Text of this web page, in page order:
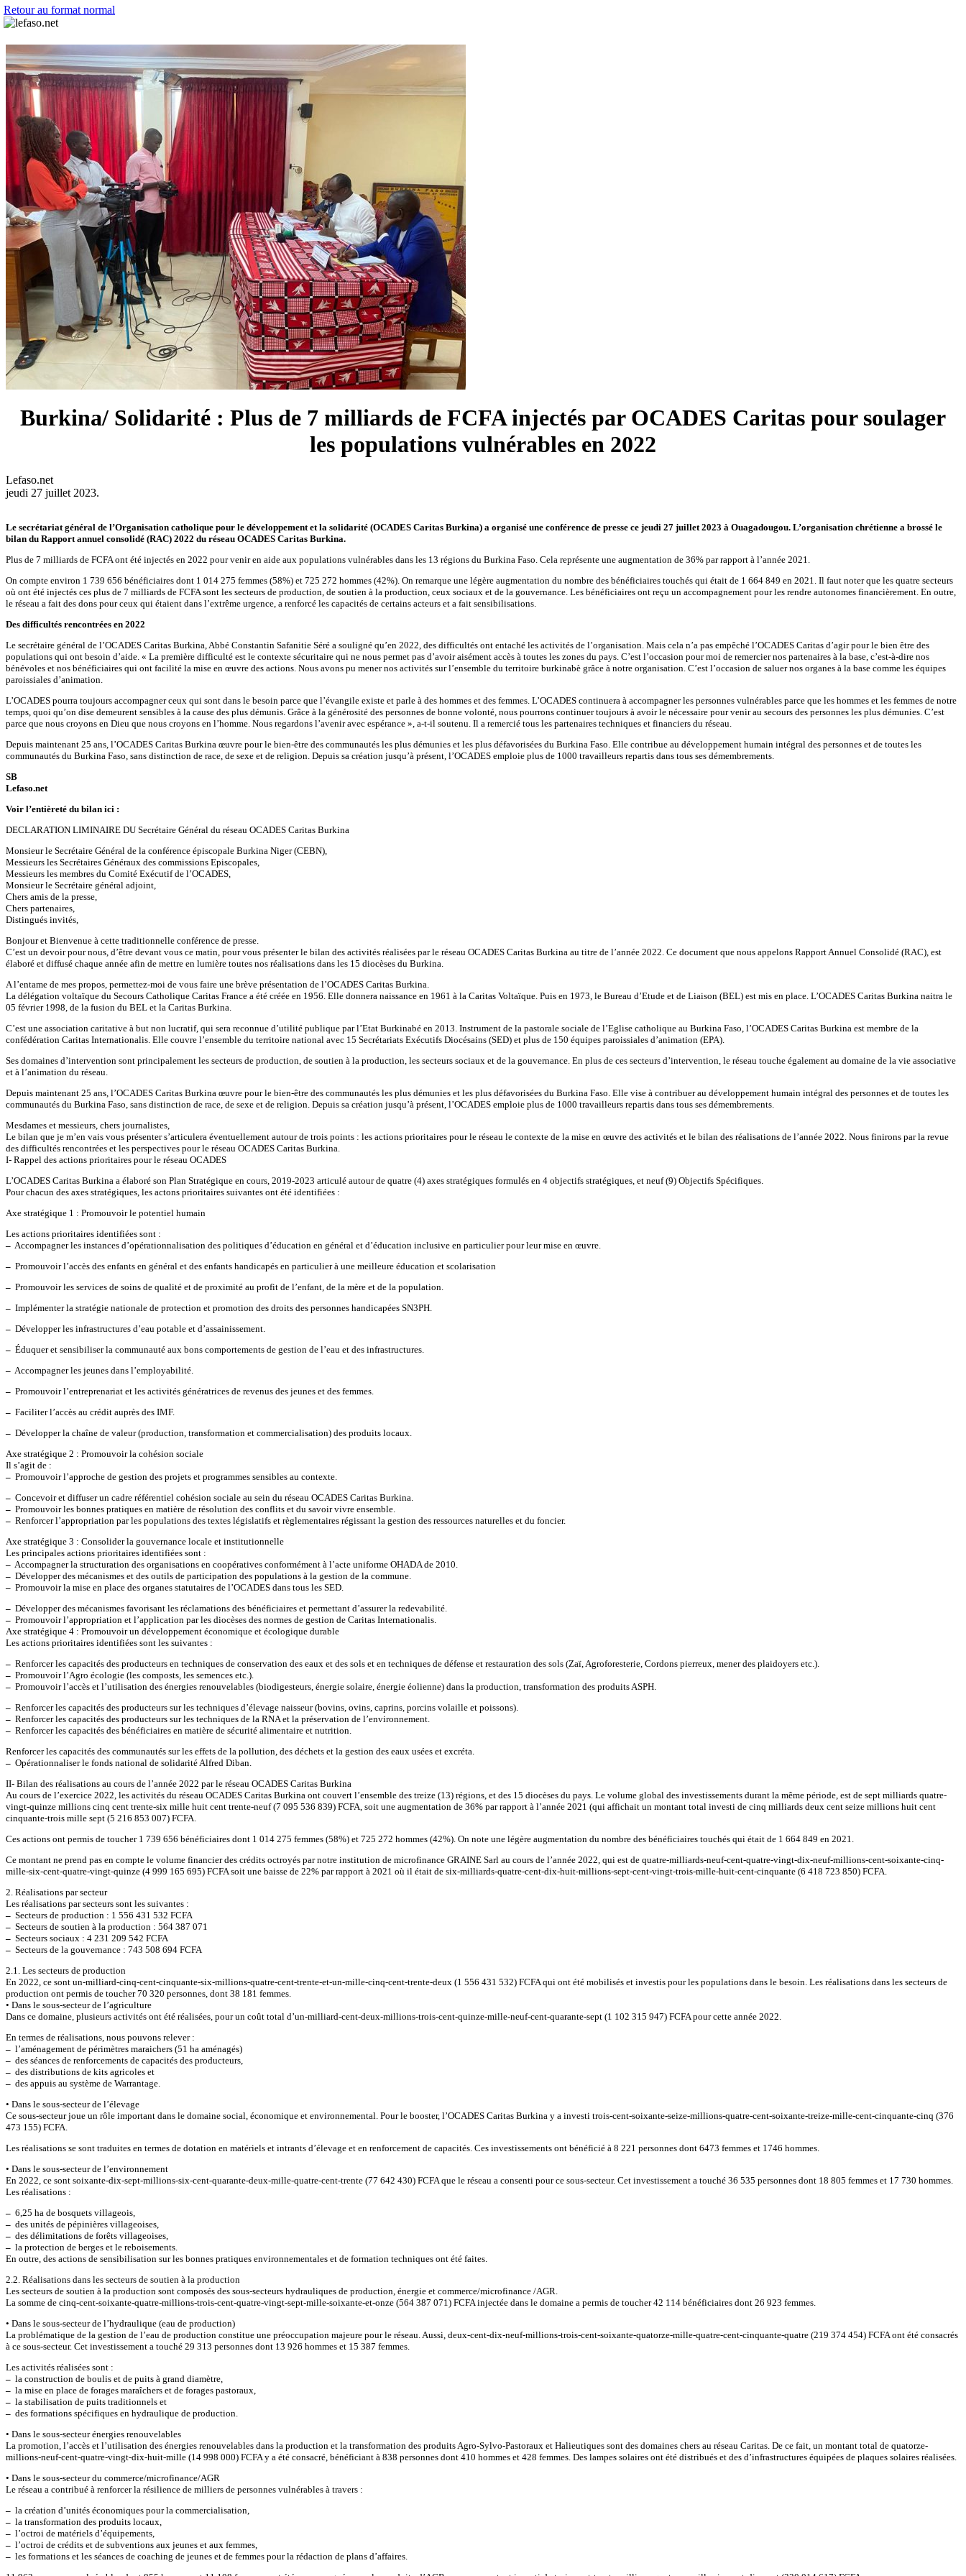
Retour au format normal
Burkina/ Solidarité : Plus de 7 milliards de FCFA injectés par OCADES Caritas pour soulager
les populations vulnérables en 2022
Lefaso.net
jeudi 27 juillet 2023.
Le secrétariat général de l’Organisation catholique pour le développement et la solidarité (OCADES Caritas Burkina) a organisé une conférence de presse ce jeudi 27 juillet 2023 à Ouagadougou. L’organisation chrétienne a brossé le
bilan du Rapport annuel consolidé (RAC) 2022 du réseau OCADES Caritas Burkina.
Plus de 7 milliards de FCFA ont été injectés en 2022 pour venir en aide aux populations vulnérables dans les 13 régions du Burkina Faso. Cela représente une augmentation de 36% par rapport à l’année 2021.
On compte environ 1 739 656 bénéficiaires dont 1 014 275 femmes (58%) et 725 272 hommes (42%). On remarque une légère augmentation du nombre des bénéficiaires touchés qui était de 1 664 849 en 2021. Il faut noter que les quatre secteurs
où ont été injectés ces plus de 7 milliards de FCFA sont les secteurs de production, de soutien à la production, ceux sociaux et de la gouvernance. Les bénéficiaires ont reçu un accompagnement pour les rendre autonomes financièrement. En outre,
le réseau a fait des dons pour ceux qui étaient dans l’extrême urgence, a renforcé les capacités de certains acteurs et a fait sensibilisations.
Des difficultés rencontrées en 2022
Le secrétaire général de l’OCADES Caritas Burkina, Abbé Constantin Safanitie Séré a souligné qu’en 2022, des difficultés ont entaché les activités de l’organisation. Mais cela n’a pas empêché l’OCADES Caritas d’agir pour le bien être des
populations qui ont besoin d’aide. « La première difficulté est le contexte sécuritaire qui ne nous permet pas d’avoir aisément accès à toutes les zones du pays. C’est l’occasion pour moi de remercier nos partenaires à la base, c’est-à-dire nos
bénévoles et nos bénéficiaires qui ont facilité la mise en œuvre des actions. Nous avons pu mener nos activités sur l’ensemble du territoire burkinabè grâce à notre organisation. C’est l’occasion de saluer nos organes à la base comme les équipes
paroissiales d’animation.
L’OCADES pourra toujours accompagner ceux qui sont dans le besoin parce que l’évangile existe et parle à des hommes et des femmes. L’OCADES continuera à accompagner les personnes vulnérables parce que les hommes et les femmes de notre
temps, quoi qu’on dise demeurent sensibles à la cause des plus démunis. Grâce à la générosité des personnes de bonne volonté, nous pourrons continuer toujours à avoir le nécessaire pour venir au secours des personnes les plus démunies. C’est
parce que nous croyons en Dieu que nous croyons en l’homme. Nous regardons l’avenir avec espérance », a-t-il soutenu. Il a remercié tous les partenaires techniques et financiers du réseau.
Depuis maintenant 25 ans, l’OCADES Caritas Burkina œuvre pour le bien-être des communautés les plus démunies et les plus défavorisées du Burkina Faso. Elle contribue au développement humain intégral des personnes et de toutes les
communautés du Burkina Faso, sans distinction de race, de sexe et de religion. Depuis sa création jusqu’à présent, l’OCADES emploie plus de 1000 travailleurs repartis dans tous ses démembrements.
SB
Lefaso.net
Voir l’entièreté du bilan ici :
DECLARATION LIMINAIRE DU Secrétaire Général du réseau OCADES Caritas Burkina
Monsieur le Secrétaire Général de la conférence épiscopale Burkina Niger (CEBN),
Messieurs les Secrétaires Généraux des commissions Episcopales,
Messieurs les membres du Comité Exécutif de l’OCADES,
Monsieur le Secrétaire général adjoint,
Chers amis de la presse,
Chers partenaires,
Distingués invités,
Bonjour et Bienvenue à cette traditionnelle conférence de presse.
C’est un devoir pour nous, d’être devant vous ce matin, pour vous présenter le bilan des activités réalisées par le réseau OCADES Caritas Burkina au titre de l’année 2022. Ce document que nous appelons Rapport Annuel Consolidé (RAC), est
élaboré et diffusé chaque année afin de mettre en lumière toutes nos réalisations dans les 15 diocèses du Burkina.
A l’entame de mes propos, permettez-moi de vous faire une brève présentation de l’OCADES Caritas Burkina.
La délégation voltaïque du Secours Catholique Caritas France a été créée en 1956. Elle donnera naissance en 1961 à la Caritas Voltaïque. Puis en 1973, le Bureau d’Etude et de Liaison (BEL) est mis en place. L’OCADES Caritas Burkina naitra le
05 février 1998, de la fusion du BEL et la Caritas Burkina.
C’est une association caritative à but non lucratif, qui sera reconnue d’utilité publique par l’Etat Burkinabé en 2013. Instrument de la pastorale sociale de l’Eglise catholique au Burkina Faso, l’OCADES Caritas Burkina est membre de la
confédération Caritas Internationalis. Elle couvre l’ensemble du territoire national avec 15 Secrétariats Exécutifs Diocésains (SED) et plus de 150 équipes paroissiales d’animation (EPA).
Ses domaines d’intervention sont principalement les secteurs de production, de soutien à la production, les secteurs sociaux et de la gouvernance. En plus de ces secteurs d’intervention, le réseau touche également au domaine de la vie associative
et à l’animation du réseau.
Depuis maintenant 25 ans, l’OCADES Caritas Burkina œuvre pour le bien-être des communautés les plus démunies et les plus défavorisées du Burkina Faso. Elle vise à contribuer au développement humain intégral des personnes et de toutes les
communautés du Burkina Faso, sans distinction de race, de sexe et de religion. Depuis sa création jusqu’à présent, l’OCADES emploie plus de 1000 travailleurs repartis dans tous ses démembrements.
Mesdames et messieurs, chers journalistes,
Le bilan que je m’en vais vous présenter s’articulera éventuellement autour de trois points : les actions prioritaires pour le réseau le contexte de la mise en œuvre des activités et le bilan des réalisations de l’année 2022. Nous finirons par la revue
des difficultés rencontrées et les perspectives pour le réseau OCADES Caritas Burkina.
I- Rappel des actions prioritaires pour le réseau OCADES
L’OCADES Caritas Burkina a élaboré son Plan Stratégique en cours, 2019-2023 articulé autour de quatre (4) axes stratégiques formulés en 4 objectifs stratégiques, et neuf (9) Objectifs Spécifiques.
Pour chacun des axes stratégiques, les actons prioritaires suivantes ont été identifiées :
Axe stratégique 1 : Promouvoir le potentiel humain
Les actions prioritaires identifiées sont :
– Accompagner les instances d’opérationnalisation des politiques d’éducation en général et d’éducation inclusive en particulier pour leur mise en œuvre.
– Promouvoir l’accès des enfants en général et des enfants handicapés en particulier à une meilleure éducation et scolarisation
– Promouvoir les services de soins de qualité et de proximité au profit de l’enfant, de la mère et de la population.
– Implémenter la stratégie nationale de protection et promotion des droits des personnes handicapées SN3PH.
– Développer les infrastructures d’eau potable et d’assainissement.
– Éduquer et sensibiliser la communauté aux bons comportements de gestion de l’eau et des infrastructures.
– Accompagner les jeunes dans l’employabilité.
– Promouvoir l’entreprenariat et les activités génératrices de revenus des jeunes et des femmes.
– Faciliter l’accès au crédit auprès des IMF.
– Développer la chaîne de valeur (production, transformation et commercialisation) des produits locaux.
Axe stratégique 2 : Promouvoir la cohésion sociale
Il s’agit de :
– Promouvoir l’approche de gestion des projets et programmes sensibles au contexte.
– Concevoir et diffuser un cadre référentiel cohésion sociale au sein du réseau OCADES Caritas Burkina.
– Promouvoir les bonnes pratiques en matière de résolution des conflits et du savoir vivre ensemble.
– Renforcer l’appropriation par les populations des textes législatifs et règlementaires régissant la gestion des ressources naturelles et du foncier.
Axe stratégique 3 : Consolider la gouvernance locale et institutionnelle
Les principales actions prioritaires identifiées sont :
– Accompagner la structuration des organisations en coopératives conformément à l’acte uniforme OHADA de 2010.
– Développer des mécanismes et des outils de participation des populations à la gestion de la commune.
– Promouvoir la mise en place des organes statutaires de l’OCADES dans tous les SED.
– Développer des mécanismes favorisant les réclamations des bénéficiaires et permettant d’assurer la redevabilité.
– Promouvoir l’appropriation et l’application par les diocèses des normes de gestion de Caritas Internationalis.
Axe stratégique 4 : Promouvoir un développement économique et écologique durable
Les actions prioritaires identifiées sont les suivantes :
– Renforcer les capacités des producteurs en techniques de conservation des eaux et des sols et en techniques de défense et restauration des sols (Zaï, Agroforesterie, Cordons pierreux, mener des plaidoyers etc.).
– Promouvoir l’Agro écologie (les composts, les semences etc.).
– Promouvoir l’accès et l’utilisation des énergies renouvelables (biodigesteurs, énergie solaire, énergie éolienne) dans la production, transformation des produits ASPH.
– Renforcer les capacités des producteurs sur les techniques d’élevage naisseur (bovins, ovins, caprins, porcins volaille et poissons).
– Renforcer les capacités des producteurs sur les techniques de la RNA et la préservation de l’environnement.
– Renforcer les capacités des bénéficiaires en matière de sécurité alimentaire et nutrition.
Renforcer les capacités des communautés sur les effets de la pollution, des déchets et la gestion des eaux usées et excréta.
– Opérationnaliser le fonds national de solidarité Alfred Diban.
II- Bilan des réalisations au cours de l’année 2022 par le réseau OCADES Caritas Burkina
Au cours de l’exercice 2022, les activités du réseau OCADES Caritas Burkina ont couvert l’ensemble des treize (13) régions, et des 15 diocèses du pays. Le volume global des investissements durant la même période, est de sept milliards quatre-
vingt-quinze millions cinq cent trente-six mille huit cent trente-neuf (7 095 536 839) FCFA, soit une augmentation de 36% par rapport à l’année 2021 (qui affichait un montant total investi de cinq milliards deux cent seize millions huit cent
cinquante-trois mille sept (5 216 853 007) FCFA.
Ces actions ont permis de toucher 1 739 656 bénéficiaires dont 1 014 275 femmes (58%) et 725 272 hommes (42%). On note une légère augmentation du nombre des bénéficiaires touchés qui était de 1 664 849 en 2021.
Ce montant ne prend pas en compte le volume financier des crédits octroyés par notre institution de microfinance GRAINE Sarl au cours de l’année 2022, qui est de quatre-milliards-neuf-cent-quatre-vingt-dix-neuf-millions-cent-soixante-cinq-
mille-six-cent-quatre-vingt-quinze (4 999 165 695) FCFA soit une baisse de 22% par rapport à 2021 où il était de six-milliards-quatre-cent-dix-huit-millions-sept-cent-vingt-trois-mille-huit-cent-cinquante (6 418 723 850) FCFA.
2. Réalisations par secteur
Les réalisations par secteurs sont les suivantes :
– Secteurs de production : 1 556 431 532 FCFA
– Secteurs de soutien à la production : 564 387 071
– Secteurs sociaux : 4 231 209 542 FCFA
– Secteurs de la gouvernance : 743 508 694 FCFA
2.1. Les secteurs de production
En 2022, ce sont un-milliard-cinq-cent-cinquante-six-millions-quatre-cent-trente-et-un-mille-cinq-cent-trente-deux (1 556 431 532) FCFA qui ont été mobilisés et investis pour les populations dans le besoin. Les réalisations dans les secteurs de
production ont permis de toucher 70 320 personnes, dont 38 181 femmes.
• Dans le sous-secteur de l’agriculture
Dans ce domaine, plusieurs activités ont été réalisées, pour un coût total d’un-milliard-cent-deux-millions-trois-cent-quinze-mille-neuf-cent-quarante-sept (1 102 315 947) FCFA pour cette année 2022.
En termes de réalisations, nous pouvons relever :
– l’aménagement de périmètres maraichers (51 ha aménagés)
– des séances de renforcements de capacités des producteurs,
– des distributions de kits agricoles et
– des appuis au système de Warrantage.
• Dans le sous-secteur de l’élevage
Ce sous-secteur joue un rôle important dans le domaine social, économique et environnemental. Pour le booster, l’OCADES Caritas Burkina y a investi trois-cent-soixante-seize-millions-quatre-cent-soixante-treize-mille-cent-cinquante-cinq (376
473 155) FCFA.
Les réalisations se sont traduites en termes de dotation en matériels et intrants d’élevage et en renforcement de capacités. Ces investissements ont bénéficié à 8 221 personnes dont 6473 femmes et 1746 hommes.
• Dans le sous-secteur de l’environnement
En 2022, ce sont soixante-dix-sept-millions-six-cent-quarante-deux-mille-quatre-cent-trente (77 642 430) FCFA que le réseau a consenti pour ce sous-secteur. Cet investissement a touché 36 535 personnes dont 18 805 femmes et 17 730 hommes.
Les réalisations :
– 6,25 ha de bosquets villageois,
– des unités de pépinières villageoises,
– des délimitations de forêts villageoises,
– la protection de berges et le reboisements.
En outre, des actions de sensibilisation sur les bonnes pratiques environnementales et de formation techniques ont été faites.
2.2. Réalisations dans les secteurs de soutien à la production
Les secteurs de soutien à la production sont composés des sous-secteurs hydrauliques de production, énergie et commerce/microfinance /AGR.
La somme de cinq-cent-soixante-quatre-millions-trois-cent-quatre-vingt-sept-mille-soixante-et-onze (564 387 071) FCFA injectée dans le domaine a permis de toucher 42 114 bénéficiaires dont 26 923 femmes.
• Dans le sous-secteur de l’hydraulique (eau de production)
La problématique de la gestion de l’eau de production constitue une préoccupation majeure pour le réseau. Aussi, deux-cent-dix-neuf-millions-trois-cent-soixante-quatorze-mille-quatre-cent-cinquante-quatre (219 374 454) FCFA ont été consacrés
à ce sous-secteur. Cet investissement a touché 29 313 personnes dont 13 926 hommes et 15 387 femmes.
Les activités réalisées sont :
– la construction de boulis et de puits à grand diamètre,
– la mise en place de forages maraîchers et de forages pastoraux,
– la stabilisation de puits traditionnels et
– des formations spécifiques en hydraulique de production.
• Dans le sous-secteur énergies renouvelables
La promotion, l’accès et l’utilisation des énergies renouvelables dans la production et la transformation des produits Agro-Sylvo-Pastoraux et Halieutiques sont des domaines chers au réseau Caritas. De ce fait, un montant total de quatorze-
millions-neuf-cent-quatre-vingt-dix-huit-mille (14 998 000) FCFA y a été consacré, bénéficiant à 838 personnes dont 410 hommes et 428 femmes. Des lampes solaires ont été distribués et des d’infrastructures équipées de plaques solaires réalisées.
• Dans le sous-secteur du commerce/microfinance/AGR
Le réseau a contribué à renforcer la résilience de milliers de personnes vulnérables à travers :
– la création d’unités économiques pour la commercialisation,
– la transformation des produits locaux,
– l’octroi de matériels d’équipements,
– l’octroi de crédits et de subventions aux jeunes et aux femmes,
– les formations et les séances de coaching de jeunes et de femmes pour la rédaction de plans d’affaires.